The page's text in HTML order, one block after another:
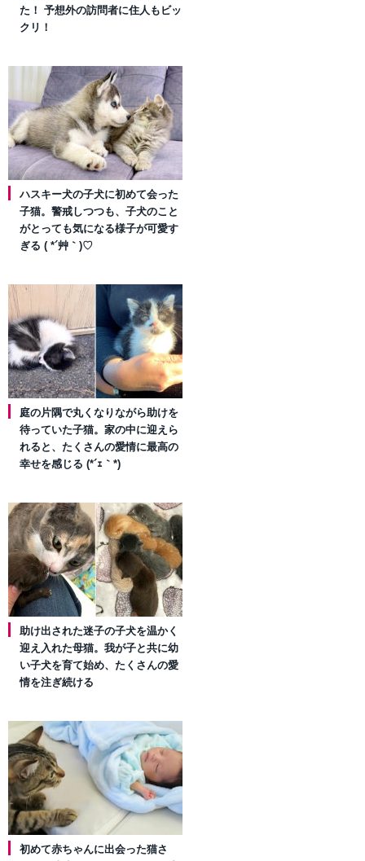
た！ 予想外の訪問者に住人もビッ
クリ！
ハスキー犬の子犬に初めて会った
子猫。警戒しつつも、子犬のこと
がとっても気になる様子が可愛す
ぎる ( *´艸｀)♡
庭の片隅で丸くなりながら助けを
待っていた子猫。家の中に迎えら
れると、たくさんの愛情に最高の
幸せを感じる (*´ｪ｀*)
助け出された迷子の子犬を温かく
迎え入れた母猫。我が子と共に幼
い子犬を育て始め、たくさんの愛
情を注ぎ続ける
初めて赤ちゃんに出会った猫さ